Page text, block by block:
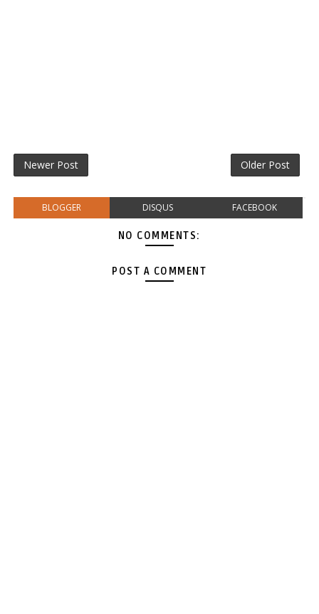
Newer Post Older Post
BLOGGER DISQUS FACEBOOK
NO COMMENTS:
POST A COMMENT